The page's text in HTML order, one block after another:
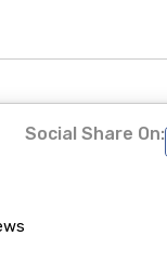
Social Share On: